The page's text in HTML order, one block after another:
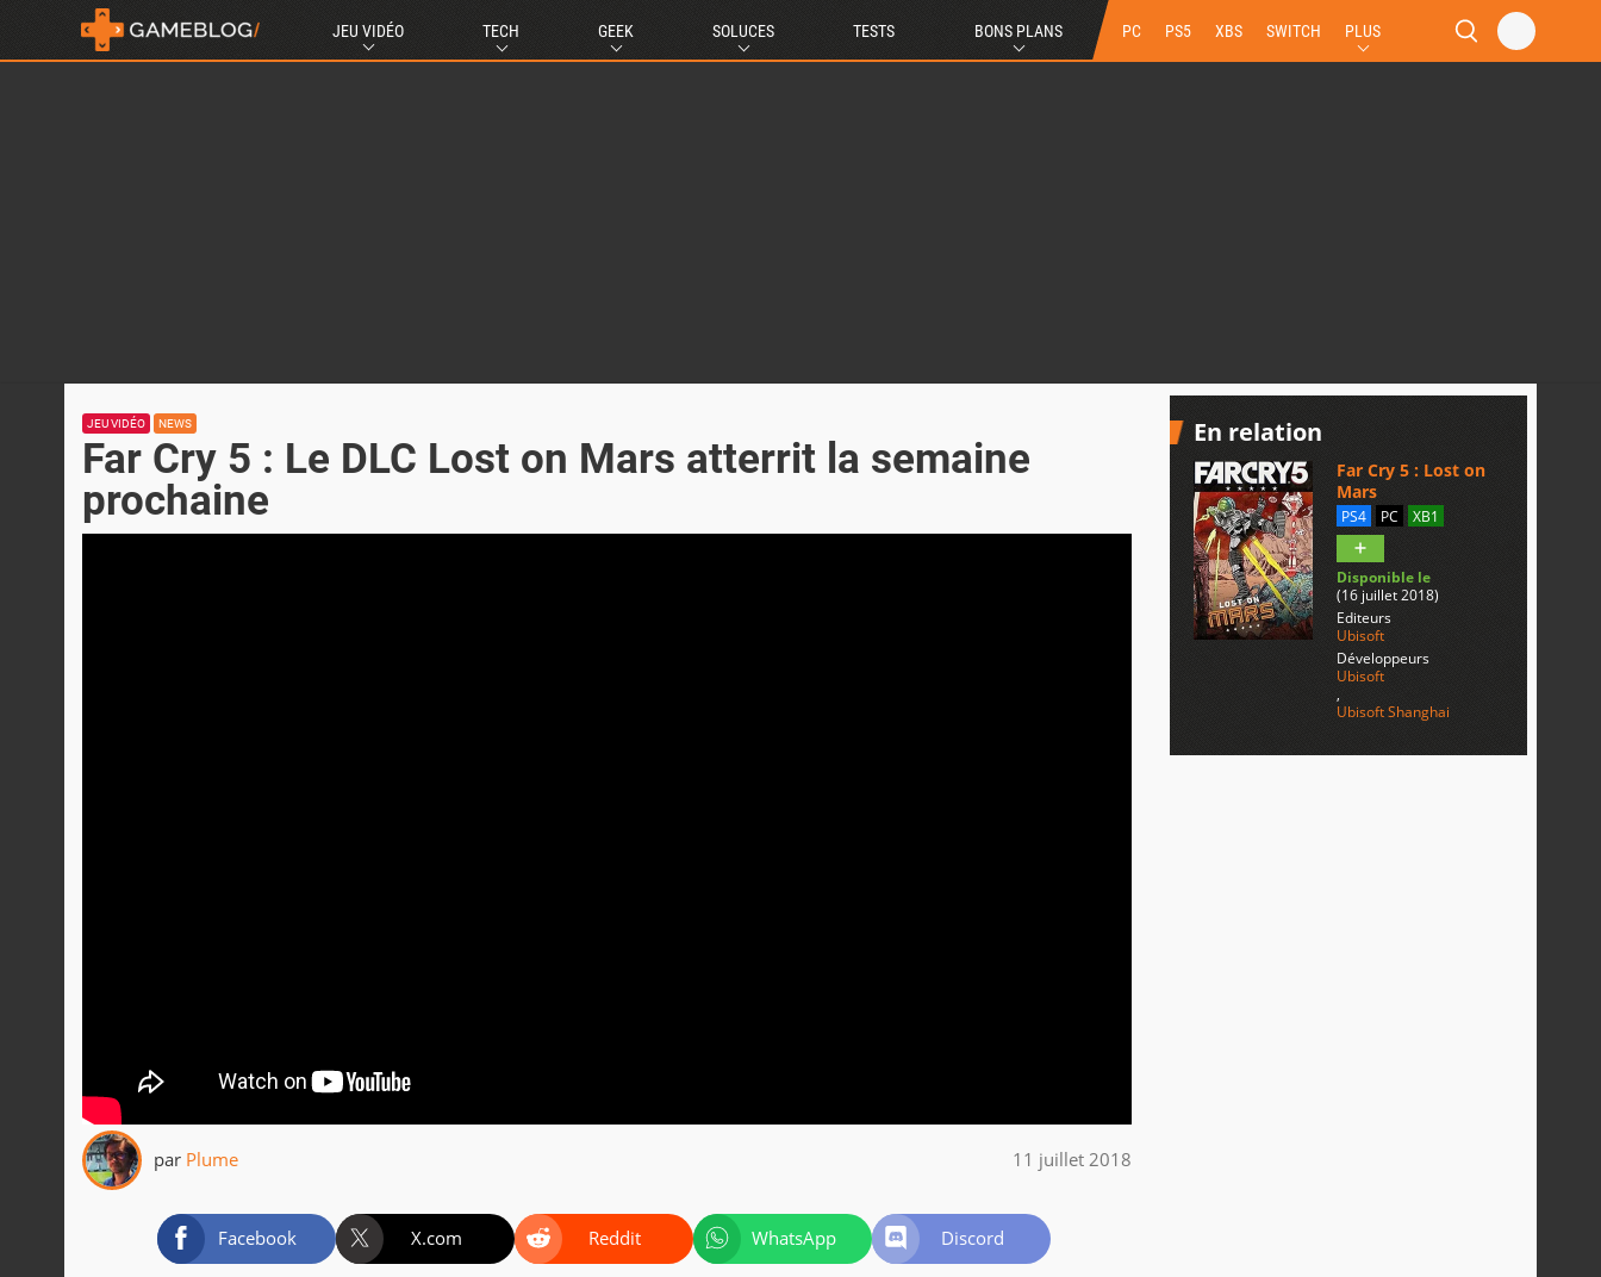
JEU VIDÉO TECH GEEK SOLUCES TESTS BONS PLANS PC PS5 XBS SWITCH PLUS
JEU VIDÉO NEWS
Far Cry 5 : Le DLC Lost on Mars atterrit la semaine
prochaine
par Plume 11 juillet 2018
Facebook X.com Reddit WhatsApp Discord
En relation
Far Cry 5 : Lost on
Mars
PS4 PC XB1
Disponible le
(16 juillet 2018)
Editeurs
Ubisoft
Développeurs
Ubisoft
,
Ubisoft Shanghai